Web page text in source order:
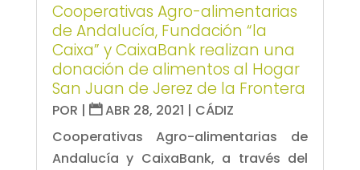
Cooperativas Agro-alimentarias
de Andalucía, Fundación “la
Caixa” y CaixaBank realizan una
donación de alimentos al Hogar
San Juan de Jerez de la Frontera
POR | ABR 28, 2021 | CÁDIZ
Cooperativas Agro-alimentarias de
Andalucía y CaixaBank, a través del